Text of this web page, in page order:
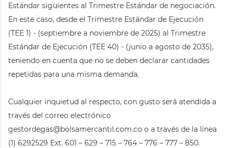
Estándar siguientes al Trimestre Estándar de negociación.
En este caso, desde el Trimestre Estándar de Ejecución
(TEE 1) - (septiembre a noviembre de 2025) al Trimestre
Estándar de Ejecución (TEE 40) - (junio a agosto de 2035),
teniendo en cuenta que no se deben declarar cantidades
repetidas para una misma demanda.
Cualquier inquietud al respecto, con gusto será atendida a
través del correo electrónico
gestordegas@bolsamercantil.com.co o a través de la línea
(1) 6292529 Ext. 601 – 629 – 715 – 764 – 776 – 777 – 850.